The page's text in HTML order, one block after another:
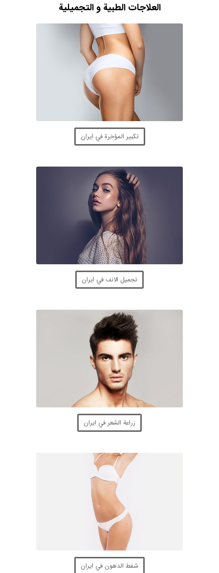
العلاجات الطبية و التجميلية
تكبير المؤخرة في ايران
تجميل الانف في ايران
زراعة الشعر في ايران
شفط الدهون في ايران